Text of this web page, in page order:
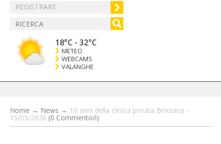
REGISTRARE
18°C - 32°C
METEO
WEBCAMS
VALANGHE
Home → News → 10 anni della clinica privata Brixsana -
15/05/2026 (0 Commento/i)